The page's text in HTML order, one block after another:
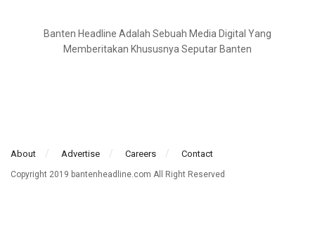
Banten Headline Adalah Sebuah Media Digital Yang
Memberitakan Khususnya Seputar Banten
About Advertise Careers Contact
Copyright 2019 bantenheadline.com All Right Reserved